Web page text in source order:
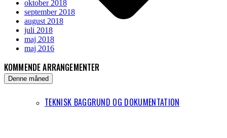
TEKNISK BAGGRUND OG DOKUMENTATION
oktober 2018
september 2018
august 2018
juli 2018
maj 2018
maj 2016
KOMMENDE ARRANGEMENTER
Denne måned